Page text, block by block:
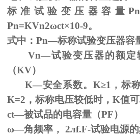
标准试验变压器容量Pn
Pn=KVn2ωct×10-9。
式中： Pn—标称试验变压器容
Vn—试验变压器的额定
（KV）
K—安全系数。 K≥1，标
K=2，标称电压较低时，K值可
ct—被试品的电容量（PF）
ω—角频率， 2лf.F-试验电源的